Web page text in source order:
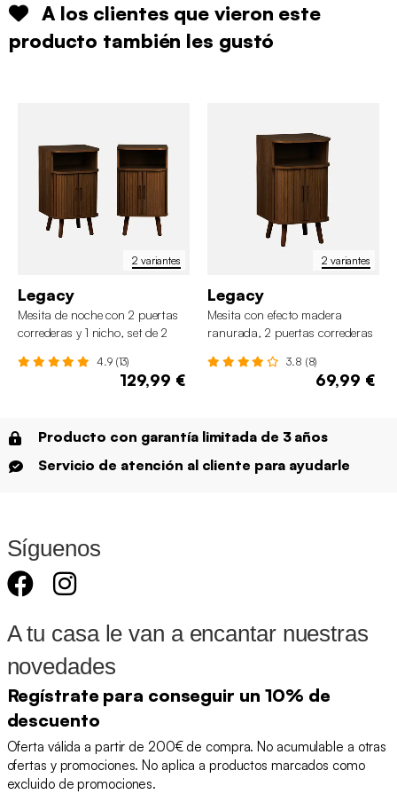
A los clientes que vieron este
producto también les gustó
2 variantes
Legacy
Mesita de noche con 2 puertas
correderas y 1 nicho, set de 2
4.9 (13)
129,99 €
2 variantes
Legacy
Mesita con efecto madera
ranurada, 2 puertas correderas
3.8 (8)
69,99 €
Producto con garantía limitada de 3 años
Servicio de atención al cliente para ayudarle
Síguenos
A tu casa le van a encantar nuestras
novedades
Regístrate para conseguir un 10% de
descuento
Oferta válida a partir de 200€ de compra. No acumulable a otras
ofertas y promociones. No aplica a productos marcados como
excluido de promociones.